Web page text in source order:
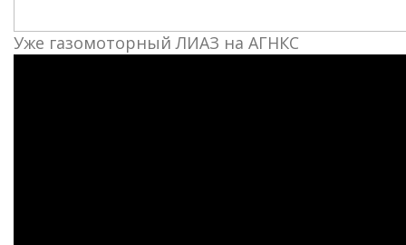
Уже газомоторный ЛИАЗ на АГНКС